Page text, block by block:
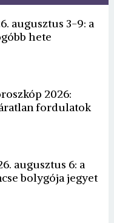
augusztus 3-9: a
hete
2026:
fordulatok
augusztus 6: a
bolygója jegyet